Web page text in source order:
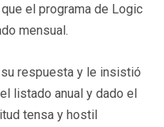
el programa de Logic
mensual.
respuesta y le insistió
listado anual y dado el
tensa y hostil